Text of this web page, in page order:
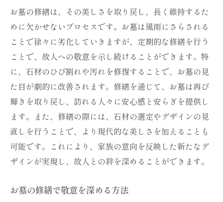
お墓の修繕は、その美しさを取り戻し、長く維持するた
めに欠かせないプロセスです。お墓は風雨にさらされる
ことで徐々に劣化していきますが、定期的な修繕を行う
ことで、故人への敬意を示し続けることができます。特
に、石材のひび割れや汚れを修復することで、お墓の見
た目が劇的に改善されます。修繕を通じて、お墓は再び
輝きを取り戻し、訪れる人々に安心感と安らぎを提供し
ます。また、修繕の際には、石材の選定やデザインの見
直しを行うことで、より現代的な美しさを加えることも
可能です。これにより、家族の意向を反映した新たなデ
ザインが実現し、故人との絆を深めることができます。
お墓の修繕で敬意を深める方法